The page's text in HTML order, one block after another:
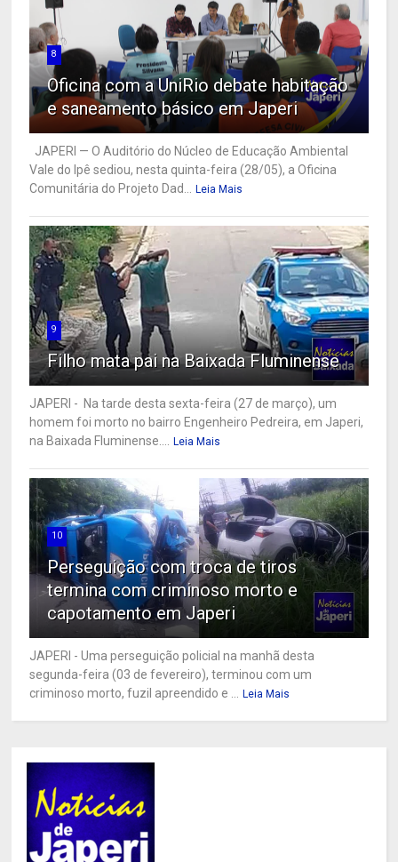
8
Oficina com a UniRio debate habitação
e saneamento básico em Japeri
JAPERI — O Auditório do Núcleo de Educação Ambiental
Vale do Ipê sediou, nesta quinta-feira (28/05), a Oficina
Comunitária do Projeto Dad...
Leia Mais
9
Filho mata pai na Baixada Fluminense
JAPERI - Na tarde desta sexta-feira (27 de março), um
homem foi morto no bairro Engenheiro Pedreira, em Japeri,
na Baixada Fluminense....
Leia Mais
10
Perseguição com troca de tiros
termina com criminoso morto e
capotamento em Japeri
JAPERI - Uma perseguição policial na manhã desta
segunda-feira (03 de fevereiro), terminou com um
criminoso morto, fuzil apreendido e ...
Leia Mais